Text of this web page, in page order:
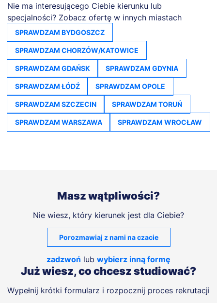
Nie ma interesującego Ciebie kierunku lub
specjalności? Zobacz ofertę w innych miastach
SPRAWDZAM BYDGOSZCZ
SPRAWDZAM CHORZÓW/KATOWICE
SPRAWDZAM GDAŃSK SPRAWDZAM GDYNIA
SPRAWDZAM ŁÓDŹ SPRAWDZAM OPOLE
SPRAWDZAM SZCZECIN SPRAWDZAM TORUŃ
SPRAWDZAM WARSZAWA SPRAWDZAM WROCŁAW
Masz wątpliwości?
Nie wiesz, który kierunek jest dla Ciebie?
Porozmawiaj z nami na czacie
zadzwoń lub wybierz inną formę
Już wiesz, co chcesz studiować?
Wypełnij krótki formularz i rozpocznij proces rekrutacji